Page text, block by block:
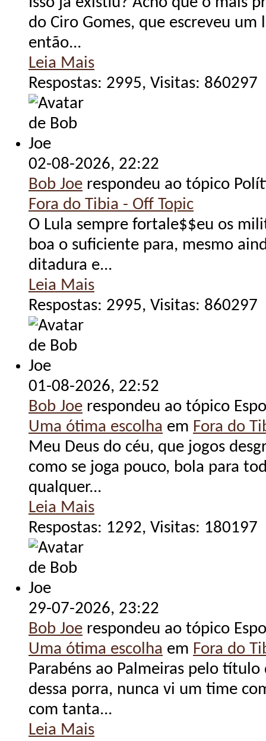
do Ciro Gomes, que escreveu
então...
Leia Mais
Respostas: 2995, Visitas: 860297
02-08-2026, 22:22
Bob Joe respondeu ao tópico
Fora do Tibia - Off Topic
O Lula sempre fortale$$eu os
boa o suficiente para, mesmo
ditadura e...
Leia Mais
Respostas: 2995, Visitas: 860297
01-08-2026, 22:52
Bob Joe respondeu ao tópico
Uma ótima escolha em Fora do
Meu Deus do céu, que jogos
como se joga pouco, bola para
qualquer...
Leia Mais
Respostas: 1292, Visitas: 180197
29-07-2026, 23:22
Bob Joe respondeu ao tópico
Uma ótima escolha em Fora do
Parabéns ao Palmeiras pelo
dessa porra, nunca vi um time
com tanta...
Leia Mais